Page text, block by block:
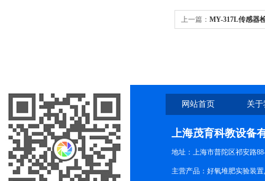
上一篇： MY-317L传感器
网站首页 关
上海茂育科教设备
地址：上海市普陀区祁安路
主营产品：好氧堆肥实验装